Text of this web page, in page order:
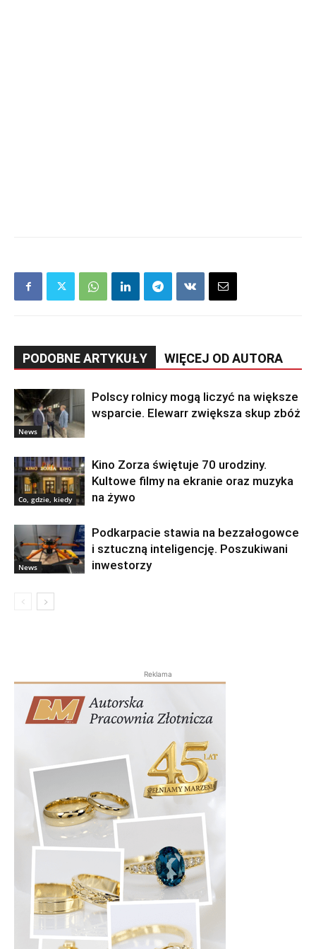
PODOBNE ARTYKUŁY WIĘCEJ OD AUTORA
News
Polscy rolnicy mogą liczyć na większe
wsparcie. Elewarr zwiększa skup zbóż
Co, gdzie, kiedy
Kino Zorza świętuje 70 urodziny.
Kultowe filmy na ekranie oraz muzyka
na żywo
News
Podkarpacie stawia na bezzałogowce
i sztuczną inteligencję. Poszukiwani
inwestorzy
Reklama